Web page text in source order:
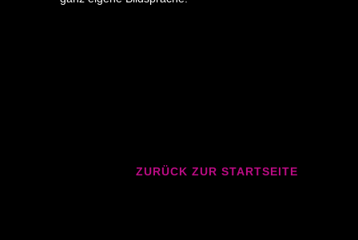
ZURÜCK ZUR STARTSEITE